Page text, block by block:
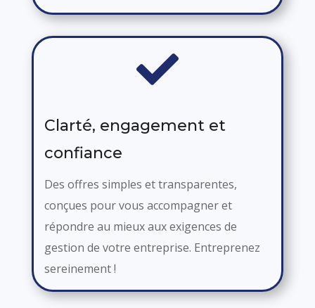

Clarté, engagement et
confiance
Des offres simples et transparentes,
conçues pour vous accompagner et
répondre au mieux aux exigences de
gestion de votre entreprise. Entreprenez
sereinement !